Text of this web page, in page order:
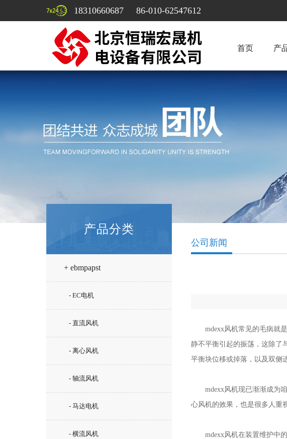
18310660687 86-010-62547612
首页 产
产品分类
+ ebmpapst
- EC电机
- 直流风机
- 离心风机
- 轴流风机
- 马达电机
- 横流风机
公司新闻
mdexx风机常见的毛病就是
静不平衡引起的振荡，这除了
平衡块位移或掉落，以及双侧
mdexx风机现已渐渐成为咱
心风机的效果，也是很多人重
mdexx风机在装置维护中的